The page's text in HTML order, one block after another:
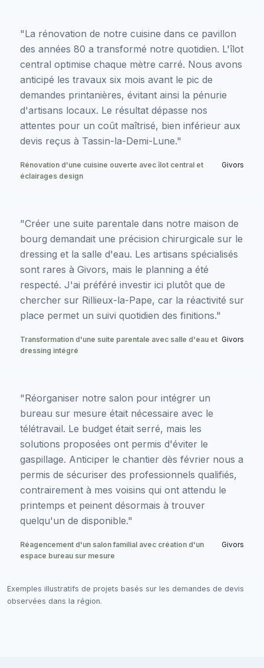
"La rénovation de notre cuisine dans ce pavillon
des années 80 a transformé notre quotidien. L'îlot
central optimise chaque mètre carré. Nous avons
anticipé les travaux six mois avant le pic de
demandes printanières, évitant ainsi la pénurie
d'artisans locaux. Le résultat dépasse nos
attentes pour un coût maîtrisé, bien inférieur aux
devis reçus à Tassin-la-Demi-Lune."
Rénovation d'une cuisine ouverte avec îlot central et
éclairages design
Givors
"Créer une suite parentale dans notre maison de
bourg demandait une précision chirurgicale sur le
dressing et la salle d'eau. Les artisans spécialisés
sont rares à Givors, mais le planning a été
respecté. J'ai préféré investir ici plutôt que de
chercher sur Rillieux-la-Pape, car la réactivité sur
place permet un suivi quotidien des finitions."
Transformation d'une suite parentale avec salle d'eau et
dressing intégré
Givors
"Réorganiser notre salon pour intégrer un
bureau sur mesure était nécessaire avec le
télétravail. Le budget était serré, mais les
solutions proposées ont permis d'éviter le
gaspillage. Anticiper le chantier dès février nous a
permis de sécuriser des professionnels qualifiés,
contrairement à mes voisins qui ont attendu le
printemps et peinent désormais à trouver
quelqu'un de disponible."
Réagencement d'un salon familial avec création d'un
espace bureau sur mesure
Givors
Exemples illustratifs de projets basés sur les demandes de devis
observées dans la région.